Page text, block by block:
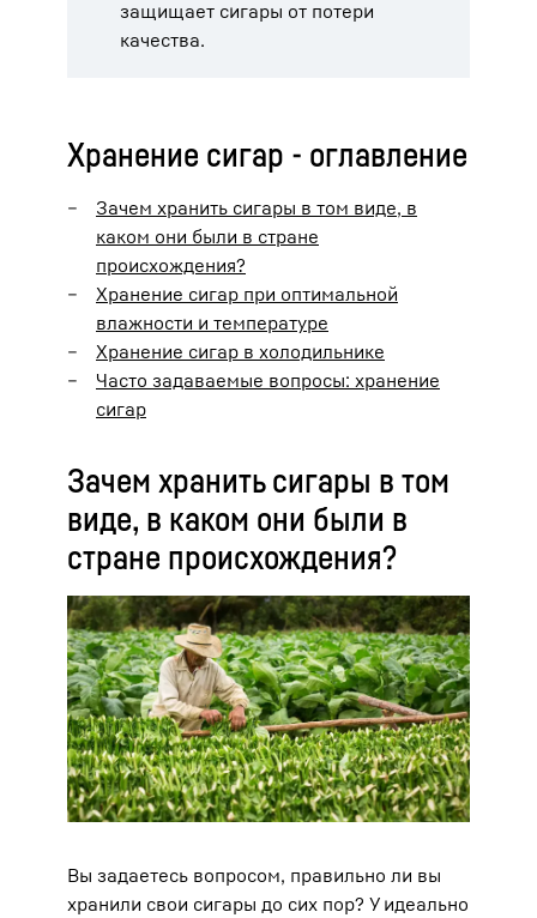
защищает сигары от потери
качества.
Хранение сигар - оглавление
Зачем хранить сигары в том виде, в
каком они были в стране
происхождения?
Хранение сигар при оптимальной
влажности и температуре
Хранение сигар в холодильнике
Часто задаваемые вопросы: хранение
сигар
Зачем хранить сигары в том
виде, в каком они были в
стране происхождения?
Вы задаетесь вопросом, правильно ли вы
хранили свои сигары до сих пор? У идеально